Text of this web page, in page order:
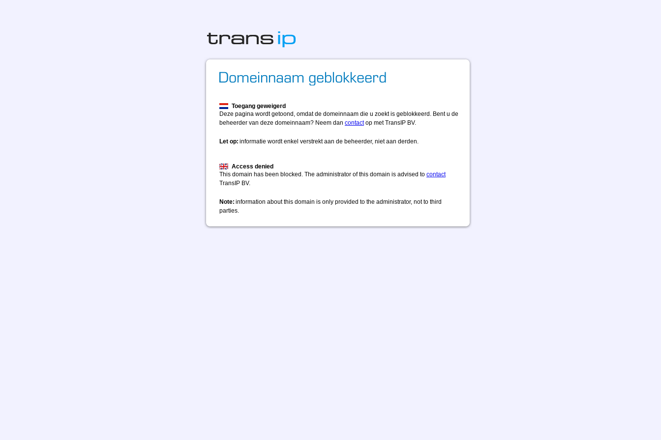
Toegang geweigerd
Deze pagina wordt getoond, omdat de domeinnaam die u zoekt is geblokkeerd. Bent u de
beheerder van deze domeinnaam? Neem dan contactop met TransIP BV.
Let op: informatie wordt enkel verstrekt aan de beheerder, niet aan derden.
Access denied
This domain has been blocked. The administrator of this domain is advised to contact
TransIP BV.
Note: information about this domain is only provided to the administrator, not to third
parties.